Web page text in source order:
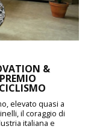
&
elevato quasi a
il coraggio di
italiana e